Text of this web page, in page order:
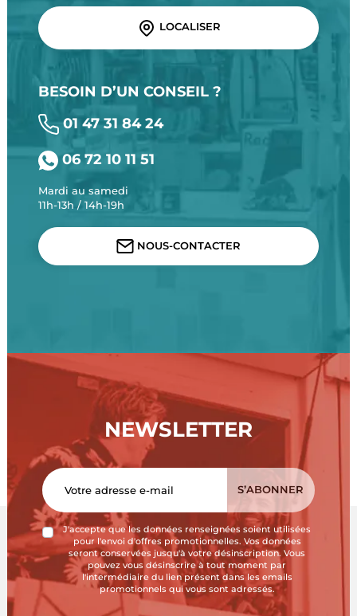
LOCALISER
BESOIN D’UN CONSEIL ?
01 47 31 84 24
06 72 10 11 51
Mardi au samedi
11h-13h / 14h-19h
NOUS-CONTACTER
NEWSLETTER
J'accepte que les données renseignées soient utilisées
pour l'envoi d'offres promotionnelles. Vos données
seront conservées jusqu'à votre désinscription. Vous
pouvez vous désinscrire à tout moment par
l'intermédiaire du lien présent dans les emails
promotionnels qui vous sont adressés.